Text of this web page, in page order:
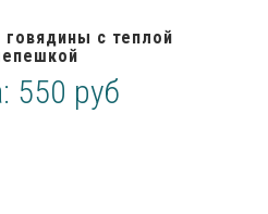
говядины с теплой
550 руб